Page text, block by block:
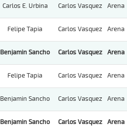
Carlos E. Urbina Carlos Vasquez Arena
Felipe Tapia Carlos Vasquez Arena
Benjamin Sancho Carlos Vasquez Arena
Felipe Tapia Carlos Vasquez Arena
Benjamin Sancho Carlos Vasquez Arena
Benjamin Sancho Carlos Vasquez Arena